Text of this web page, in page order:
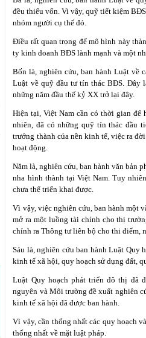
đều thiếu vốn. Vi vậy, quỹ tiết kiệm
nhóm người cụ thể đó.
Điều rất quan trọng để mô hình này
ty kinh doanh BĐS lành mạnh và một
Bốn là, nghiên cứu, ban hành Luật về
Luật về quỹ đầu tư tín thác BĐS. Đây
những năm đầu thế kỷ XX trở lại đây.
Hiện tại, Việt Nam cần có thời gian
nhiên, đã có những quỹ tín thác đầu
trưởng thành của nền kinh tế, việc ra
hoạt động.
Năm là, nghiên cứu, ban hành văn bản
nha hình thành tại Việt Nam. Tuy
chưa thể triển khai được.
Vì vậy, việc nghiên cứu, ban hành một
mở ra một luồng tài chính cho thị
chính ra Thông tư liên bộ cho thi điểm,
Sáu là, nghiên cứu ban hành Luật Quy
kinh tế xã hội, quy hoạch sử dụng đất,
Luật Quy hoạch phát triển đô thị đã
nguyên và Môi trường đề xuất nghiên
kinh tế xã hội đã được ban hành.
Vì vậy, cần thống nhất các quy hoạch
thống nhất về mặt luật pháp.